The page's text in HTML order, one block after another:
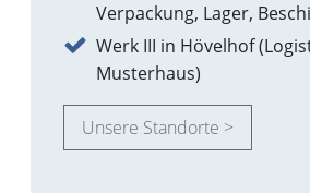
Verpackung, Lager,
Werk III in Hövelhof
Musterhaus)
Unsere Standorte >